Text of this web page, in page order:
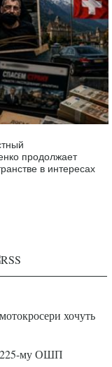
продолжает
в интересах
хочуть
225-му ОШП